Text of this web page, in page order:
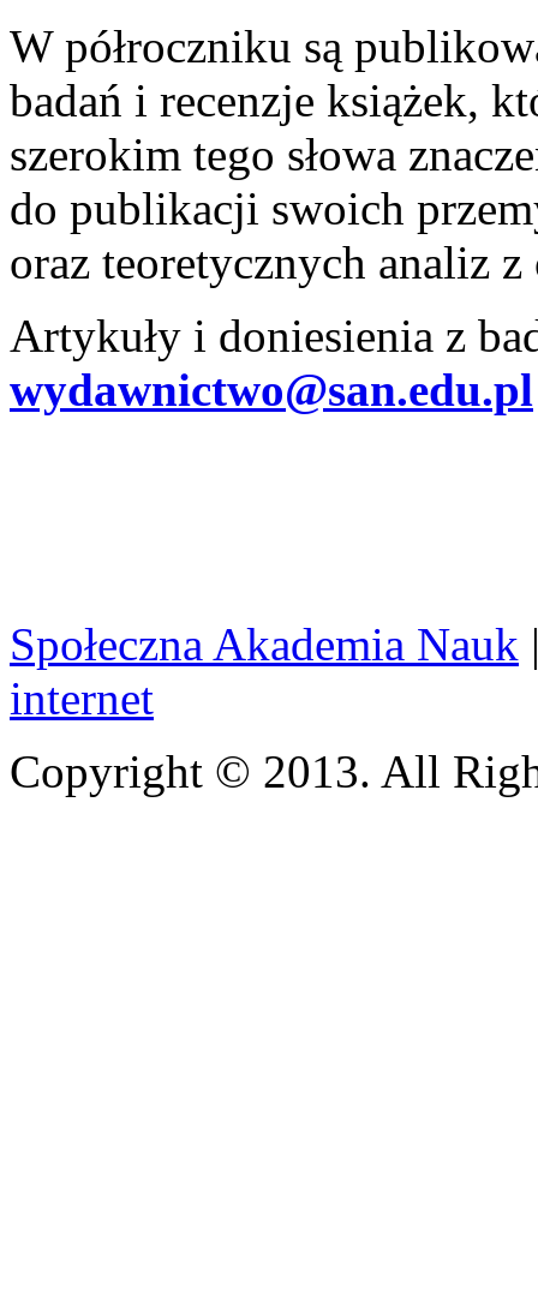
W półroczniku są
badań i recenzje książek,
szerokim tego słowa
do publikacji swoich
oraz teoretycznych analiz
Artykuły i doniesienia z
wydawnictwo@san.edu.pl
Społeczna Akademia Nauk
internet
Copyright © 2013. All